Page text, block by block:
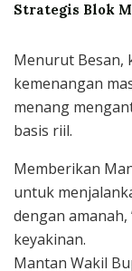
Strategis Blok
Menurut Besan,
kemenangan
menang
basis riil.
Memberikan
untuk
dengan
keyakinan.
Mantan Wakil